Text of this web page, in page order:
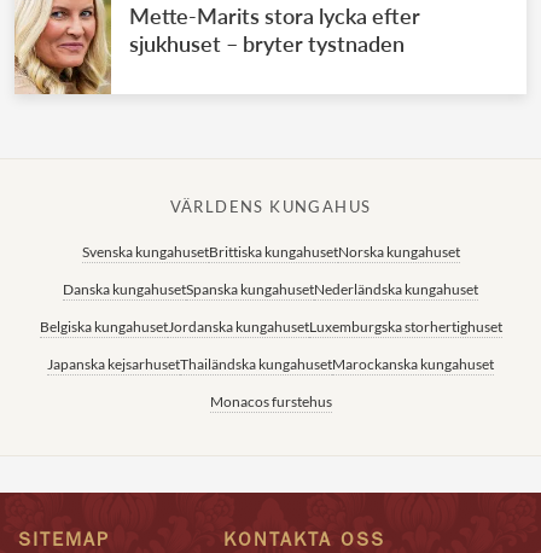
Mette-Marits stora lycka efter
sjukhuset – bryter tystnaden
VÄRLDENS KUNGAHUS
Svenska kungahusetBrittiska kungahusetNorska kungahuset
Danska kungahusetSpanska kungahusetNederländska kungahuset
Belgiska kungahusetJordanska kungahusetLuxemburgska storhertighuset
Japanska kejsarhusetThailändska kungahusetMarockanska kungahuset
Monacos furstehus
SITEMAP KONTAKTA OSS